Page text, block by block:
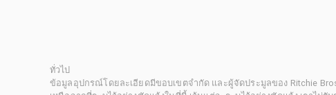
ทั่วไป
ข้อมูลอุปกรณ์โดยละเอียดมีขอบเขตจำกัด และผู้จัดประมูลของ Ritchie